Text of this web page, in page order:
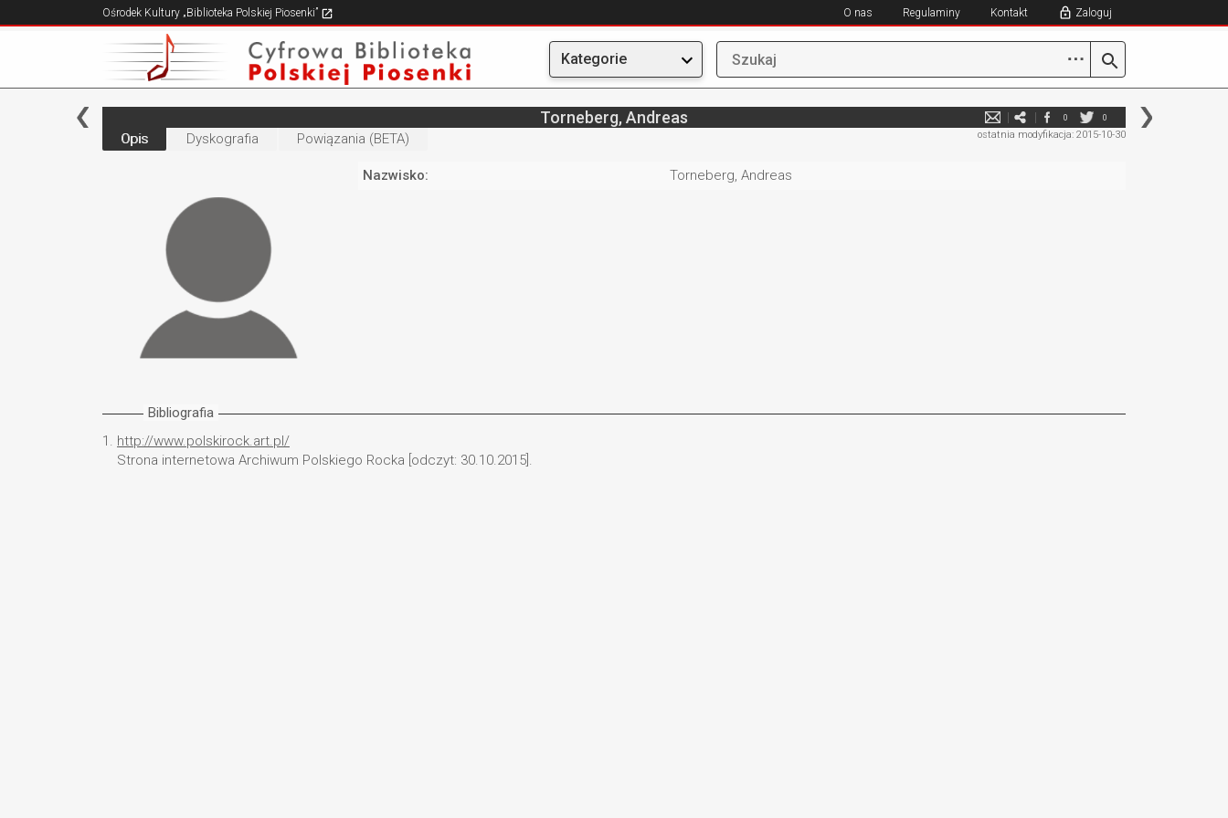
Ośrodek Kultury „Biblioteka Polskiej Piosenki” O nas Regulaminy Kontakt Zaloguj
Kategorie ⋯
Torneberg, Andreas 0 0
ostatnia modyfikacja: 2015-10-30
Opis Dyskografia Powiązania (BETA)
Nazwisko: Torneberg, Andreas
Bibliografia
1. http://www.polskirock.art.pl/
Strona internetowa Archiwum Polskiego Rocka [odczyt: 30.10.2015].